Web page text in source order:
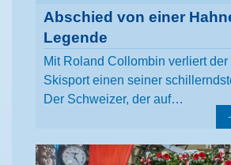
Abschied von einer
Legende
Mit Roland Collombin verliert
Skisport einen seiner
Der Schweizer, der auf…